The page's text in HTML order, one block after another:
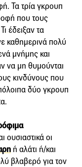
Τα τρία γκρουπ
που τους
έδειξαν τα
καθημερινά πολύ
μνήμης και
να μη θυμούνται
κινδύνους που
δύο γκρουπ
ουσιαστικά οι
ή αλάτι ή/και
βλαβερό για τον